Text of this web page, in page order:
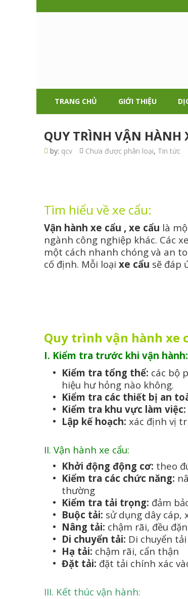
TRANG CHỦ GIỚI THIỆU
QUY TRÌNH VẬN HÀNH
by: qcv Chưa được phân loại, Tin tức
Tìm hiểu về xe cẩu:
Vận hành xe cẩu , xe cẩu là
ngành công nghiệp khác. Các
một cách nhanh chóng và an
cố định. Mỗi loại xe cẩu sẽ đáp
Quy trình vận hành xe
I. Kiểm tra trước khi vận hành:
Kiểm tra tổng thể: các bộ
hiệu hư hỏng nào không.
Kiểm tra các thiết bị an
Kiểm tra khu vực làm việc:
Lập kế hoạch: xác định vị
II. Vận hành xe cẩu:
Khởi động động cơ: theo
Kiểm tra các chức năng:
thường
Kiểm tra tải trọng: đảm
Buộc tải: sử dụng dây cáp,
Nâng tải: chậm rãi, đều
Di chuyển tải: Di chuyển
Hạ tải: chậm rãi, cẩn thận
Đặt tải: đặt tải chính xác
III. Kết thúc vận hành: